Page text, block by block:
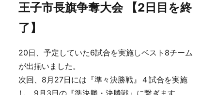
王子市長旗争奪大会 【2日目を終
了】
20日、予定していた6試合を実施しベスト8チーム
が出揃いました。
次回、8月27日には『準々決勝戦』４試合を実施
し、9月3日の『準決勝・決勝戦』に繋ぎます。